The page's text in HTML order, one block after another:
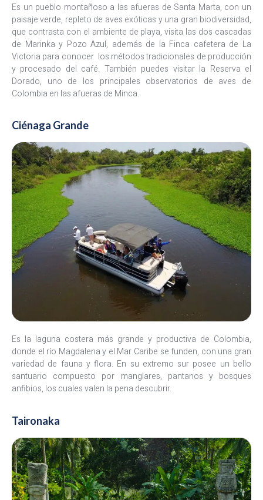
Es un pueblo montañoso a las afueras de Santa Marta, con un
paisaje verde, repleto de aves exóticas y una gran biodiversidad,
que contrasta con el ambiente de playa, visita las dos cascadas
de Marinka y Pozo Azul, además de la Finca cafetera de La
Victoria para conocer los métodos tradicionales de producción
y procesado del café. También puedes visitar la Reserva el
Dorado, uno de los principales observatorios de aves de
Colombia en las afueras de Minca.
Ciénaga Grande
Es la laguna costera más grande y productiva de Colombia,
donde el río Magdalena y el Mar Caribe se funden, con una gran
variedad de fauna y flora. En su extremo sur posee un bello
santuario compuesto por manglares, pantanos y bosques
anfibios, los cuales valen la pena descubrir.
Taironaka